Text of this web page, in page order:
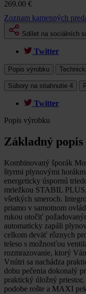
269.00 €
Zoznam kamenných
Sdílet na sociálních
Twitter
Popis výrobku
Súbory na stiahnutie 4
Twitter
Popis výrobku
Základný popis
Kombinovaný šporák
štyrmi plynovými
energeticky úspornú
mriežkou STABIL
všetkých smeroch.
priamo v samotnom
rukou otočiť
automaticky zapáli
celkom deväť rôznych
teleso s možnosťou
rozmrazovanie, ktorý
Vnútri sa nachádza
dobu pečenia dokonalý
praktický úložný
podobe rošte a MAXI